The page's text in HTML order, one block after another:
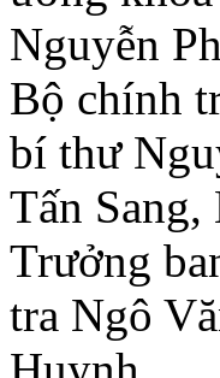
Nguyễn
Bộ chính
bí thư
Tấn
Trưởng
tra Ngô